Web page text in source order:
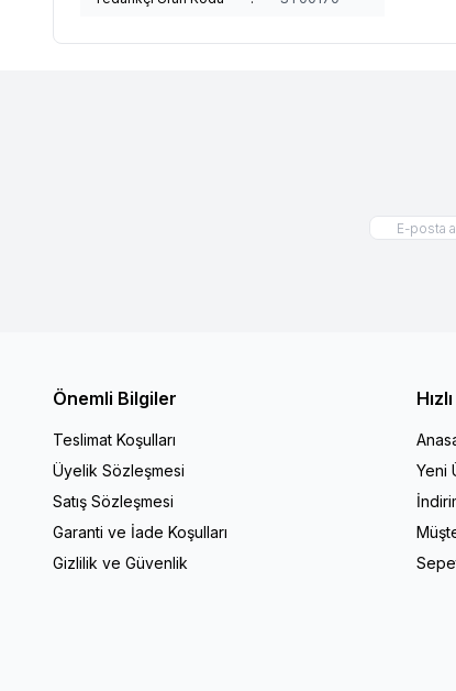
Önemli Bilgiler
Teslimat Koşulları
Üyelik Sözleşmesi
Satış Sözleşmesi
Garanti ve İade Koşulları
Gizlilik ve Güvenlik
Yeni